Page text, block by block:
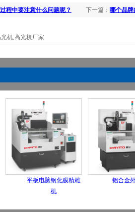
下一篇： 哪个品牌
程中要注意什么问题呢？
机,高光机厂家
平板电脑钢化膜精雕
机
铝合金